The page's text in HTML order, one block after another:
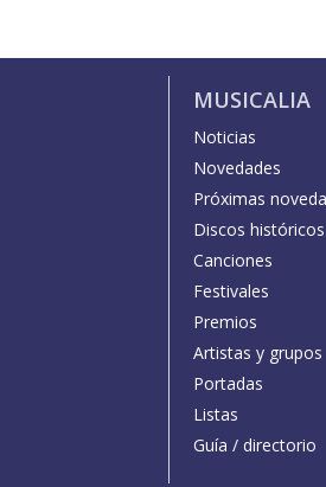
MUSICALIA
Noticias
Novedades
Próximas
Discos históricos
Canciones
Festivales
Premios
Artistas y grupos
Portadas
Listas
Guía / directorio